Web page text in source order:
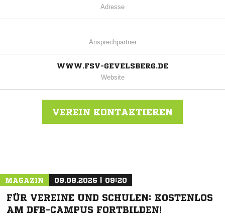
Adresse
Ansprechpartner
WWW.FSV-GEVELSBERG.DE
Website
VEREIN KONTAKTIEREN
MAGAZIN 09.08.2026 | 09:20
FÜR VEREINE UND SCHULEN: KOSTENLOS
AM DFB-CAMPUS FORTBILDEN!